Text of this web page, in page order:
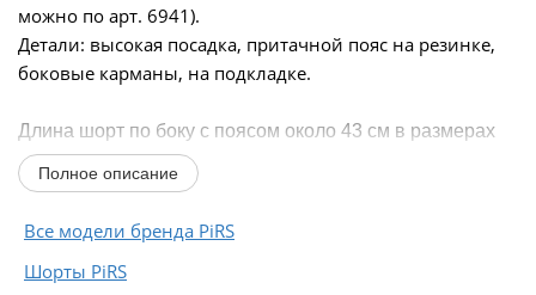
можно по арт. 6941).
Детали: высокая посадка, притачной пояс на резинке,
боковые карманы, на подкладке.
Длина шорт по боку с поясом около 43 см в размерах
40-46 и около 48 см в размерах 48-52, длина по
внутреннему шву около 11 см в размерах 40-46...
Полное описание
Все модели бренда PiRS
Шорты PiRS